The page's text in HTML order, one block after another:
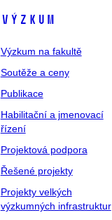
Výzkum
Výzkum na fakultě
Soutěže a ceny
Publikace
Habilitační a jmenovací
řízení
Projektová podpora
Řešené projekty
Projekty velkých
výzkumných infrastruktur